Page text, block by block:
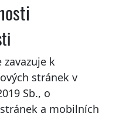
zavazuje k
stránek v
Sb., o
a mobilních